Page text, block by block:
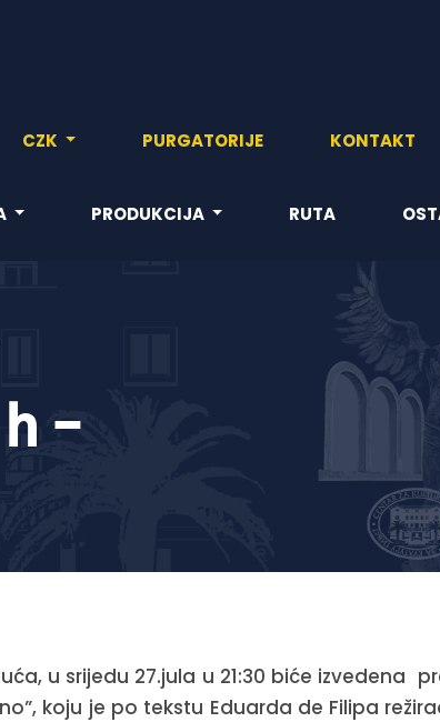
CZK PURGATORIJE KONTAKT
PRODUKCIJA RUTA
–
u srijedu 27.jula u 21:30 biće izvedena
koju je po tekstu Eduarda de Filipa